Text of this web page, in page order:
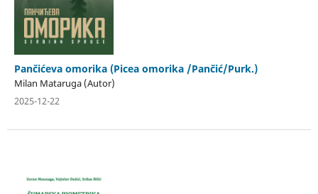
Pančićeva omorika (Picea omorika /Pančić/Purk.)
Milan Mataruga (Autor)
2025-12-22